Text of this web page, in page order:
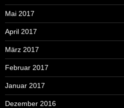
Mai 2017
April 2017
März 2017
Februar 2017
Januar 2017
Dezember 2016